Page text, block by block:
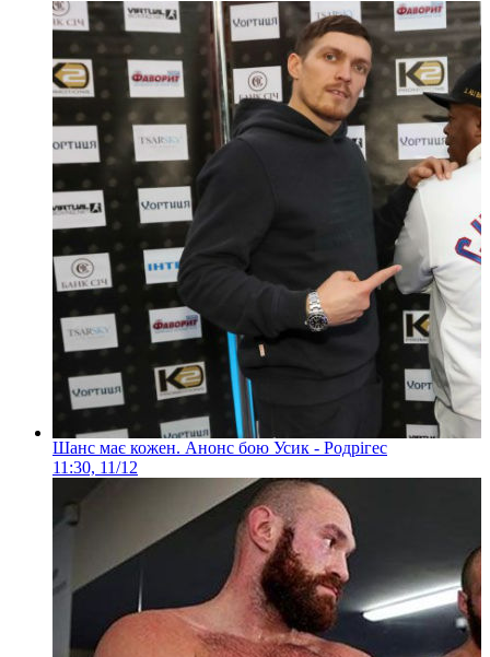
Шанс має кожен. Анонс бою Усик - Родрігес
11:30, 11/12